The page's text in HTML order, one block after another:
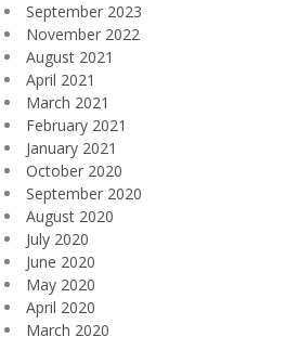
September 2023
November 2022
August 2021
April 2021
March 2021
February 2021
January 2021
October 2020
September 2020
August 2020
July 2020
June 2020
May 2020
April 2020
March 2020